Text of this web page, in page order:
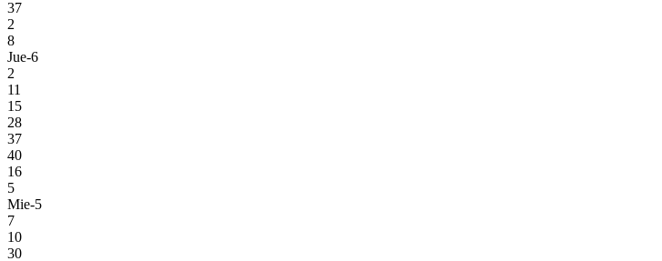
37
2
8
Jue-6
2
11
15
28
37
40
16
5
Mie-5
7
10
30